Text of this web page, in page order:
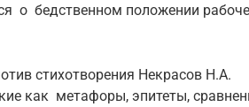
о бедственном положении
стихотворения Некрасов Н.А.
как метафоры, эпитеты,